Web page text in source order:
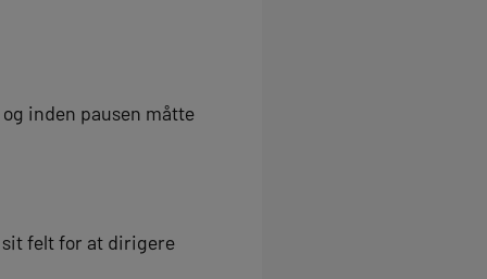
inden pausen måtte
sit felt for at dirigere